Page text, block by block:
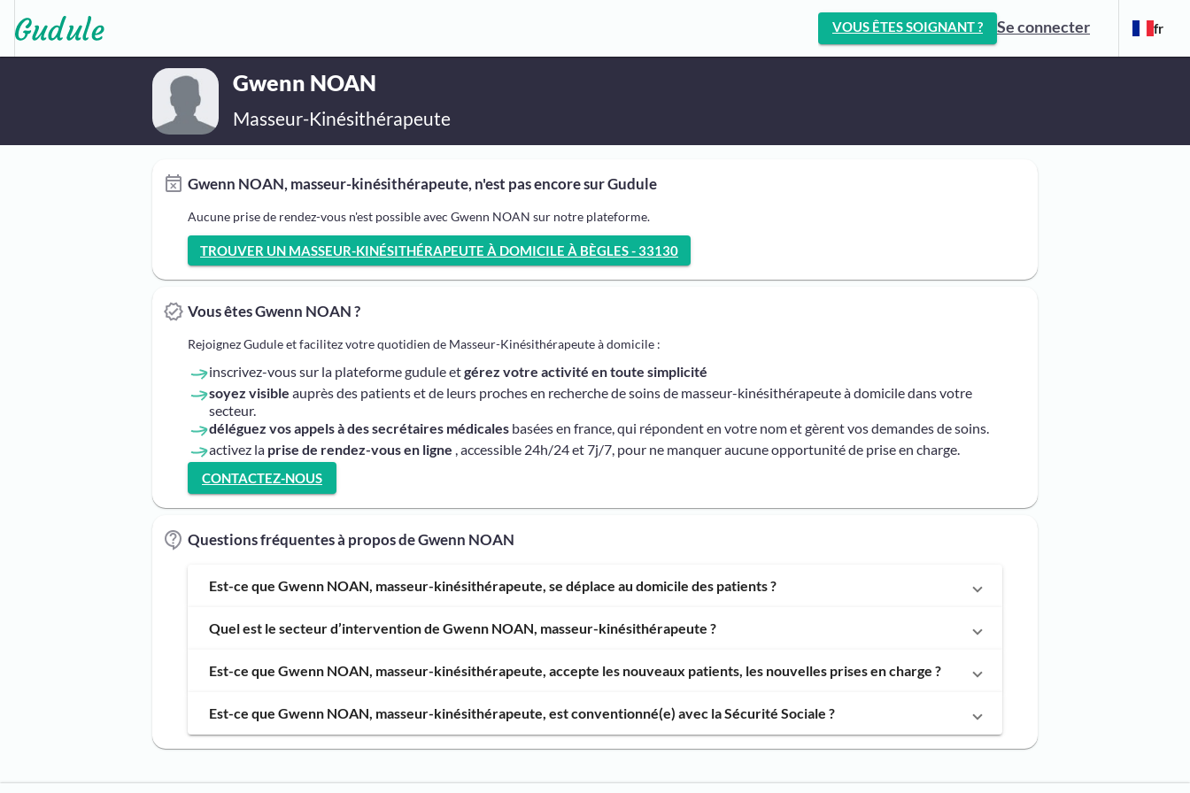
VOUS ÊTES SOIGNANT ? Se connecter fr
Gwenn NOAN
Masseur-Kinésithérapeute
Gwenn NOAN, masseur-kinésithérapeute, n'est pas encore sur Gudule
Aucune prise de rendez-vous n'est possible avec Gwenn NOAN sur notre plateforme.
TROUVER UN MASSEUR-KINÉSITHÉRAPEUTE À DOMICILE À BÈGLES - 33130
Vous êtes Gwenn NOAN ?
Rejoignez Gudule et facilitez votre quotidien de Masseur-Kinésithérapeute à domicile :
inscrivez-vous sur la plateforme gudule etgérez votre activité en toute simplicité
soyez visible auprès des patients et de leurs proches en recherche de soins de masseur-kinésithérapeute à domicile dans votre
secteur.
déléguez vos appels à des secrétaires médicales basées en france, qui répondent en votre nom et gèrent vos demandes de soins.
activez la prise de rendez-vous en ligne , accessible 24h/24 et 7j/7, pour ne manquer aucune opportunité de prise en charge.
CONTACTEZ-NOUS
Questions fréquentes à propos de Gwenn NOAN
Est-ce que Gwenn NOAN, masseur-kinésithérapeute, se déplace au domicile des patients ?
Quel est le secteur d’intervention de Gwenn NOAN, masseur-kinésithérapeute ?
Est-ce que Gwenn NOAN, masseur-kinésithérapeute, accepte les nouveaux patients, les nouvelles prises en charge ?
Est-ce que Gwenn NOAN, masseur-kinésithérapeute, est conventionné(e) avec la Sécurité Sociale ?